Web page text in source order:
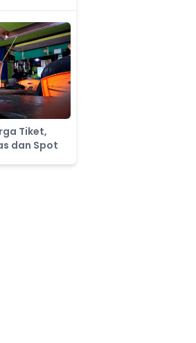
Tiket,
dan Spot